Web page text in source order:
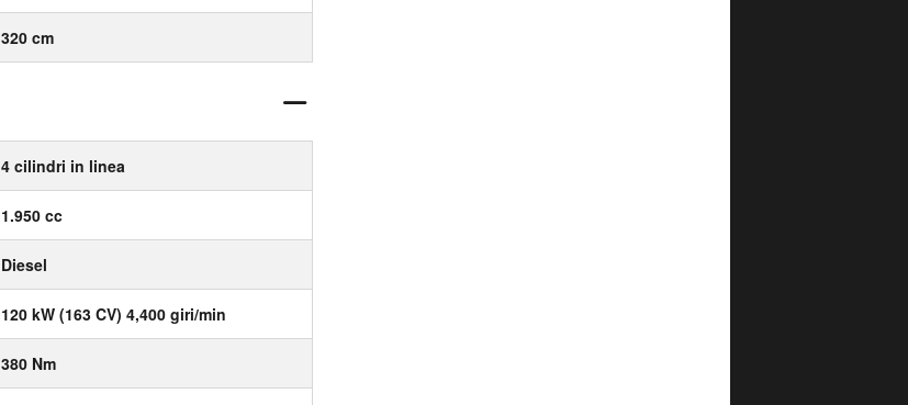
320 cm
4 cilindri in linea
1.950 cc
Diesel
120 kW (163 CV) 4,400 giri/min
380 Nm